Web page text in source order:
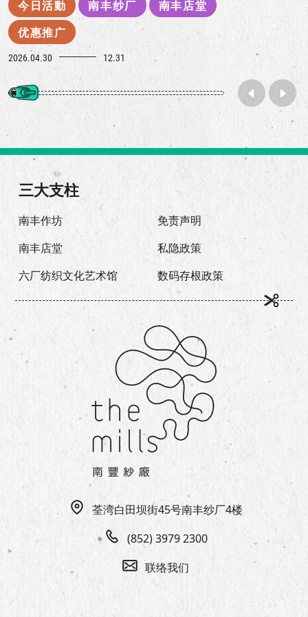
今日活動 南丰纱厂
南丰店堂
优惠推广
2026.04.30 12.31
荃湾白田坝街45号南丰纱厂4楼
(852) 3979 2300
联络我们
三大支柱
南丰作坊
南丰店堂
六厂纺织文化艺术馆
免责声明
私隐政策
数码存根政策